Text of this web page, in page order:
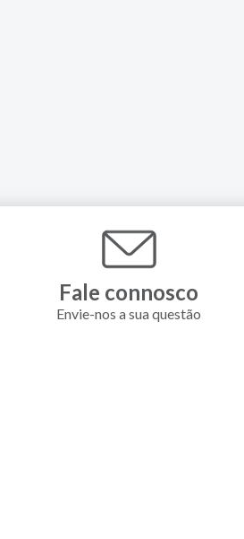
Fale connosco
Envie-nos a sua questão